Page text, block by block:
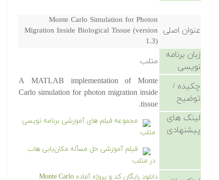
عنوان اصلی
Monte Carlo Simulation for Photon
Migration Inside Biological Tissue (version
1.3)
زبان برنامه
نویسی
متلب
چکیده /
توضیح
A MATLAB implementation of Monte
Carlo simulation for photon migration inside
tissue.
لینک های
پیشنهادی
مجموعه فیلم های آموزشی برنامه نویسی
متلب
فیلم آموزشی حل مسأله مکان‌یابی هاب
در متلب
دانلود رایگان کد و پروژه آماده Monte Carlo